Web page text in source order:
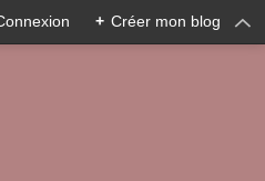
+ Créer mon blog